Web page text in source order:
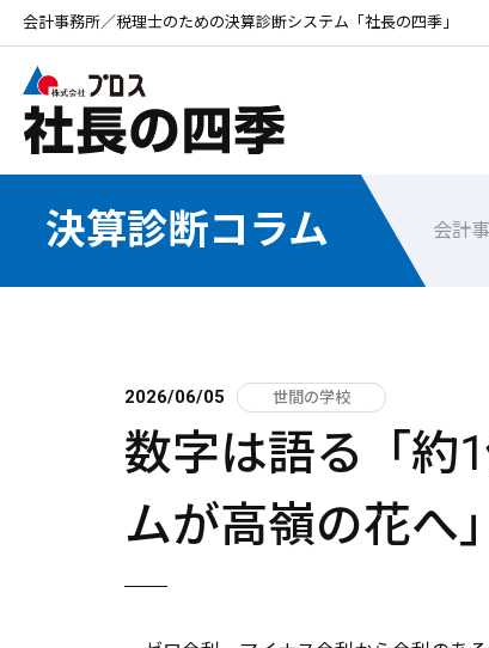
会計事務所／税理士のための決算診断システム「社長の四季」
決算診断コラム 会計
2026/06/05 世間の学校
数字は語る「約
ムが高嶺の花へ」